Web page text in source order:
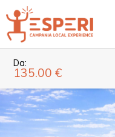
Da:
135.00 €